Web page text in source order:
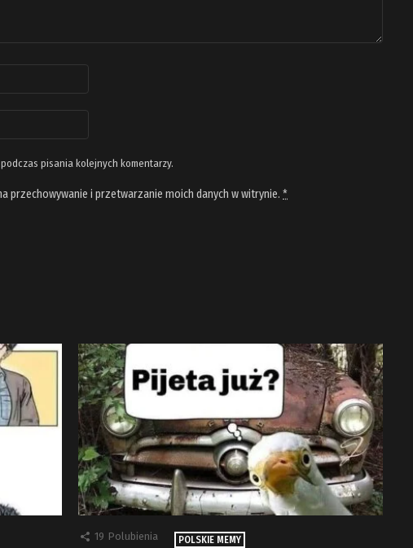
pisania kolejnych komentarzy.
przechowywanie i przetwarzanie moich danych w witrynie. *
19 Polubienia POLSKIE MEMY